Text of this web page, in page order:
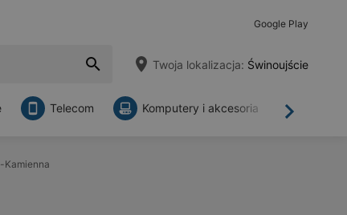
Google Play
Twoja lokalizacja: Świnoujście
Dalej
Telecom Komputery i akcesoria
Kamienna